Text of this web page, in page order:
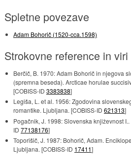
Spletne povezave
Adam Bohorič (1520-cca.1598)
Strokovne reference in viri
Berčič, B. 1970: Adam Bohorič in njegova
(spremna beseda). Arcticae horulae
[COBISS-ID 3383838]
Legiša, L. et al. 1956: Zgodovina
romantike. Ljubljana. [COBISS-ID 621313]
Pogačnik, J. 1998: Slovenska književnost
ID 77138176]
Toporišič, J. 1987: Bohorič, Adam.
Ljubljana. [COBISS-ID 17411]